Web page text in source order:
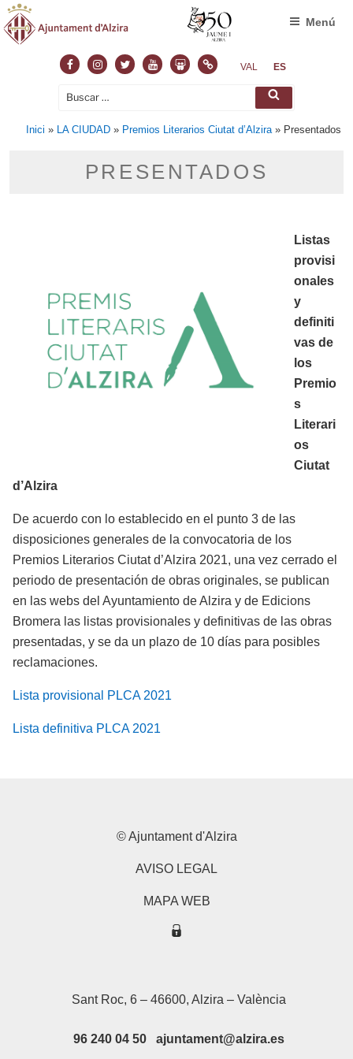
FacebookInstagram
TwitterYoutubeSlideshare
NormasVAL ES
Buscar
Buscar
Menú
Inici » LA CIUDAD » Premios Literarios Ciutat d’Alzira » Presentados
PRESENTADOS
Listas
provisi
onales
y
definiti
vas de
los
Premio
s
Literari
os
Ciutat
d’Alzira
De acuerdo con lo establecido en el punto 3 de las
disposiciones generales de la convocatoria de los
Premios Literarios Ciutat d’Alzira 2021, una vez cerrado el
periodo de presentación de obras originales, se publican
en las webs del Ayuntamiento de Alzira y de Edicions
Bromera las listas provisionales y definitivas de las obras
presentadas, y se da un plazo de 10 días para posibles
reclamaciones.
Lista provisional PLCA 2021
Lista definitiva PLCA 2021
© Ajuntament d'Alzira
AVISO LEGAL
MAPA WEB
Sant Roc, 6 – 46600, Alzira – València
96 240 04 50 ajuntament@alzira.es